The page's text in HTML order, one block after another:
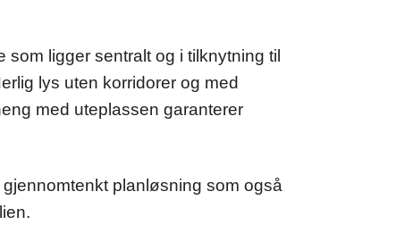
som ligger sentralt og i tilknytning til
lys uten korridorer og med
med uteplassen garanterer
planløsning som også